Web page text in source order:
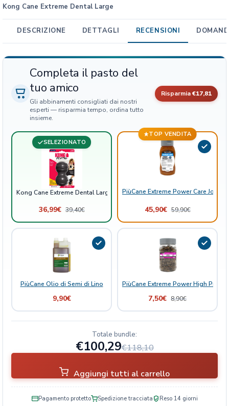
Kong Cane Extreme Dental Large
a
l
L
e
q
a
n
t
DESCRIZIONE DETTAGLI RECENSIONI
Completa il pasto del
tuo amico
Gli abbinamenti consigliati dai nostri
esperti — risparmia tempo, ordina tutto
insieme.
Risparmia€17,81
SELEZIONATO
Kong Cane Extreme Dental Large
36,99€ 39,40€
TOP VENDITA
PiùCane Extreme Power Care Joint
45,90€ 59,90€
PiùCane Olio di Semi di Lino
9,90€
PiùCane Extreme Power High
7,50€ 8,90€
Totale bundle:
€100,29€118,10
Aggiungi tutti al carrello
Pagamento protetto Spedizione tracciata Reso 14 giorni